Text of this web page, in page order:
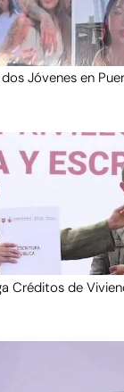
Jóvenes en
Créditos de